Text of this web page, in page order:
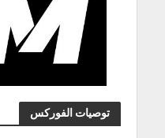
توصيات الفوركس